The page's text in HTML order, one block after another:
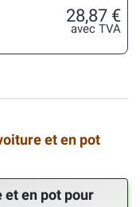
28,87 €
avec TVA
et en pot
et en pot pour